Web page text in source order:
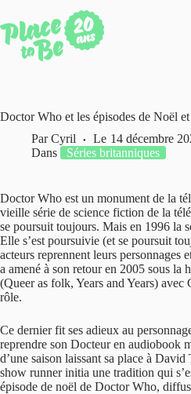
au
contenu
Doctor Who et les épisodes de Noël
Par Cyril Le 14 décembre
Dans
Séries britanniques
Doctor Who est un monument de la
vieille série de science fiction de la
se poursuit toujours. Mais en 1996 la
Elle s’est poursuivie (et se poursuit
acteurs reprennent leurs personnages
a amené à son retour en 2005 sous la
(Queer as folk, Years and Years)
rôle.
Ce dernier fit ses adieux au
reprendre son Docteur en audiobook
d’une saison laissant sa place à
show runner initia une tradition qui
épisode de noël de Doctor Who,